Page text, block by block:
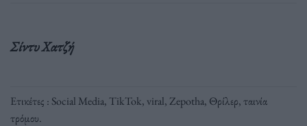
Σίντυ Χατζή
Ετικέτες : Social Media, TikTok,viral,Zepotha, Θρίλερ,ταινία
τρόμου.